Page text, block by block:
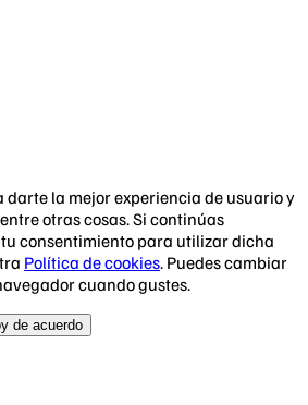
darte la mejor experiencia de usuario y
otras cosas. Si continúas
consentimiento para utilizar dicha
Política de cookies. Puedes cambiar
cuando gustes.
de acuerdo